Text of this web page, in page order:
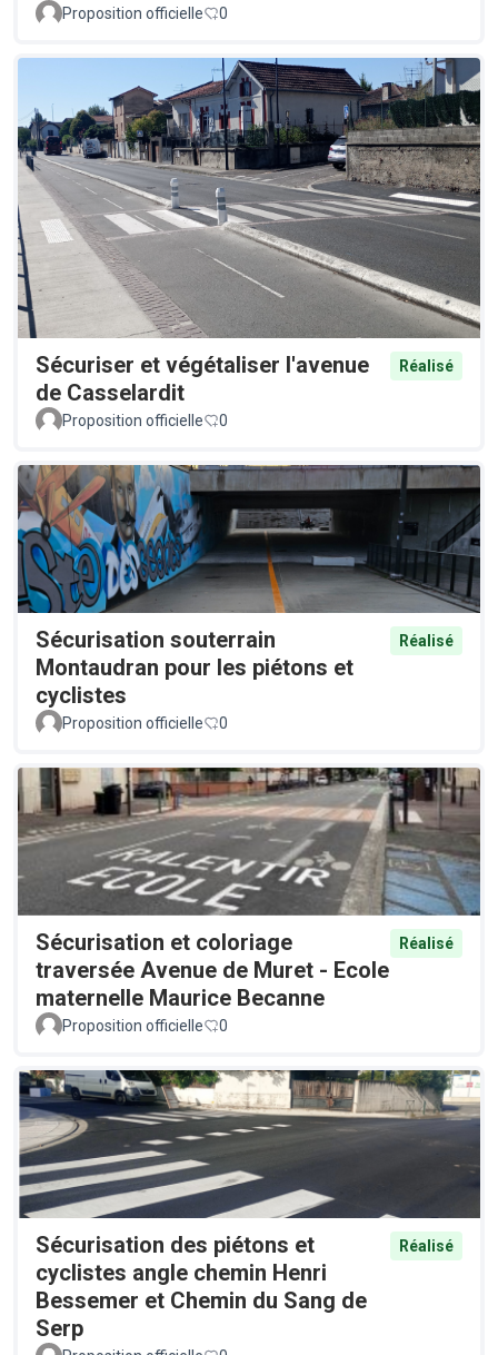
Proposition officielle 0
Sécuriser et végétaliser l'avenue
de Casselardit
Réalisé
Proposition officielle 0
Sécurisation souterrain
Montaudran pour les piétons et
cyclistes
Réalisé
Proposition officielle 0
Sécurisation et coloriage
traversée Avenue de Muret - Ecole
maternelle Maurice Becanne
Réalisé
Proposition officielle 0
Sécurisation des piétons et
cyclistes angle chemin Henri
Bessemer et Chemin du Sang de
Serp
Réalisé